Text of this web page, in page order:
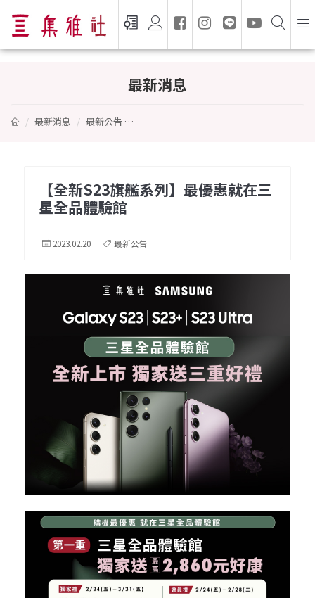
最新消息
最新消息 最新公告
【全新S23旗艦系列】最優惠就在三
星全品體驗館
2023.02.20 最新公告